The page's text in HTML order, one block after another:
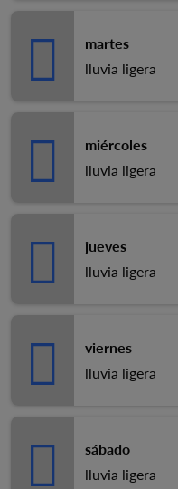
martes
lluvia ligera
miércoles
lluvia ligera
jueves
lluvia ligera
viernes
lluvia ligera
sábado
lluvia ligera